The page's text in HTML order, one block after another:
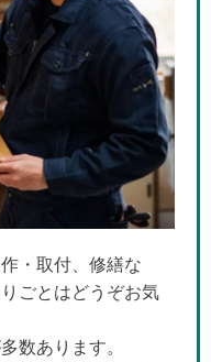
・取付、修繕な
ごとはどうぞお気
数あります。